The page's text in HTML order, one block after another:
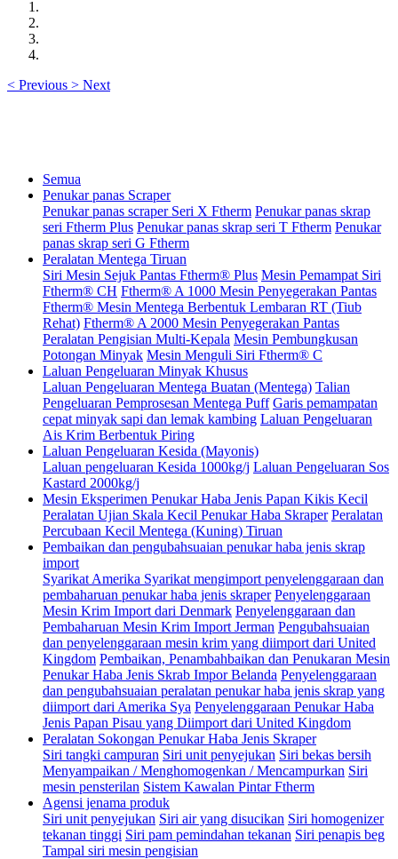
< Previous > Next
Semua
Penukar panas Scraper
Penukar panas scraper Seri X Ftherm Penukar panas skrap
seri Ftherm Plus Penukar panas skrap seri T Ftherm Penukar
panas skrap seri G Ftherm
Peralatan Mentega Tiruan
Siri Mesin Sejuk Pantas Ftherm® Plus Mesin Pemampat Siri
Ftherm® CH Ftherm® A 1000 Mesin Penyegerakan Pantas
Ftherm® Mesin Mentega Berbentuk Lembaran RT (Tiub
Rehat) Ftherm® A 2000 Mesin Penyegerakan Pantas
Peralatan Pengisian Multi-Kepala Mesin Pembungkusan
Potongan Minyak Mesin Menguli Siri Ftherm® C
Laluan Pengeluaran Minyak Khusus
Laluan Pengeluaran Mentega Buatan (Mentega) Talian
Pengeluaran Pemprosesan Mentega Puff Garis pemampatan
cepat minyak sapi dan lemak kambing Laluan Pengeluaran
Ais Krim Berbentuk Piring
Laluan Pengeluaran Kesida (Mayonis)
Laluan pengeluaran Kesida 1000kg/j Laluan Pengeluaran Sos
Kastard 2000kg/j
Mesin Eksperimen Penukar Haba Jenis Papan Kikis Kecil
Peralatan Ujian Skala Kecil Penukar Haba Skraper Peralatan
Percubaan Kecil Mentega (Kuning) Tiruan
Pembaikan dan pengubahsuaian penukar haba jenis skrap
import
Syarikat Amerika Syarikat mengimport penyelenggaraan dan
pembaharuan penukar haba jenis skraper Penyelenggaraan
Mesin Krim Import dari Denmark Penyelenggaraan dan
Pembaharuan Mesin Krim Import Jerman Pengubahsuaian
dan penyelenggaraan mesin krim yang diimport dari United
Kingdom Pembaikan, Penambahbaikan dan Penukaran Mesin
Penukar Haba Jenis Skrab Impor Belanda Penyelenggaraan
dan pengubahsuaian peralatan penukar haba jenis skrap yang
diimport dari Amerika Sya Penyelenggaraan Penukar Haba
Jenis Papan Pisau yang Diimport dari United Kingdom
Peralatan Sokongan Penukar Haba Jenis Skraper
Siri tangki campuran Siri unit penyejukan Siri bekas bersih
Menyampaikan / Menghomogenkan / Mencampurkan Siri
mesin pensterilan Sistem Kawalan Pintar Ftherm
Agensi jenama produk
Siri unit penyejukan Siri air yang disucikan Siri homogenizer
tekanan tinggi Siri pam pemindahan tekanan Siri penapis beg
Tampal siri mesin pengisian